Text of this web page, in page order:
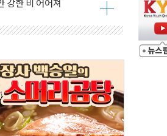
여 사망
명 실종
연대로 목소리 내야"
진 채 발견